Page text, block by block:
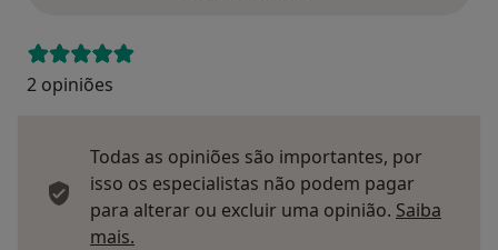
2 opiniões
Todas as opiniões são importantes, por
isso os especialistas não podem pagar
para alterar ou excluir uma opinião. Saiba
mais.